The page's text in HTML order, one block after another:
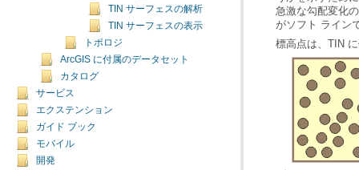
TIN サーフェスの解析
TIN サーフェスの表示
トポロジ
ArcGIS に付属のデータセット
カタログ
サービス
エクステンション
ガイド ブック
モバイル
開発
がソフト ライン
標高点は、TIN